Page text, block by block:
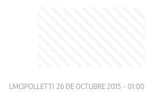
LMCIPOLLETTI 26 DE OCTUBRE 2015 - 01:00